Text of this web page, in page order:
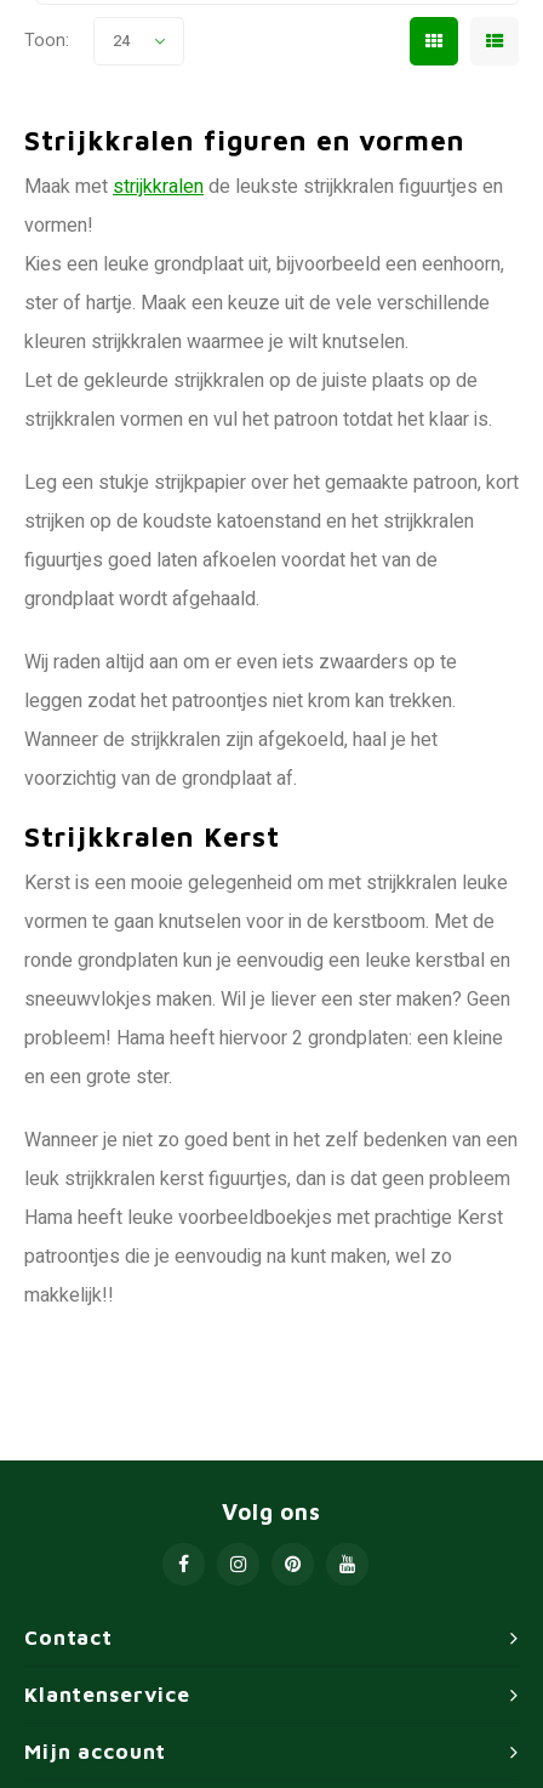
Toon: 24
Strijkkralen figuren en vormen
Maak metstrijkkralende leukste strijkkralen figuurtjes en
vormen!
Kies een leuke grondplaat uit, bijvoorbeeld een eenhoorn,
ster of hartje. Maak een keuze uit de vele verschillende
kleuren strijkkralen waarmee je wilt knutselen.
Let de gekleurde strijkkralen op de juiste plaats op de
strijkkralen vormen en vul het patroon totdat het klaar is.
Leg een stukje strijkpapier over het gemaakte patroon, kort
strijken op de koudste katoenstand en het strijkkralen
figuurtjes goed laten afkoelen voordat het van de
grondplaat wordt afgehaald.
Wij raden altijd aan om er even iets zwaarders op te
leggen zodat het patroontjes niet krom kan trekken.
Wanneer de strijkkralen zijn afgekoeld, haal je het
voorzichtig van de grondplaat af.
Strijkkralen Kerst
Kerst is een mooie gelegenheid om met strijkkralen leuke
vormen te gaan knutselen voor in de kerstboom. Met de
ronde grondplaten kun je eenvoudig een leuke kerstbal en
sneeuwvlokjes maken. Wil je liever een ster maken? Geen
probleem! Hama heeft hiervoor 2 grondplaten: een kleine
en een grote ster.
Wanneer je niet zo goed bent in het zelf bedenken van een
leuk strijkkralen kerst figuurtjes, dan is dat geen probleem
Hama heeft leuke voorbeeldboekjes met prachtige Kerst
patroontjes die je eenvoudig na kunt maken, wel zo
makkelijk!!
Contact
Volg ons
Klantenservice
Mijn account